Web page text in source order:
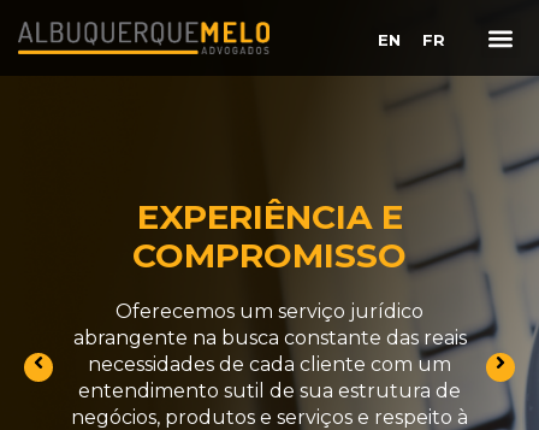
EN FR
EXPERIÊNCIA E
COMPROMISSO
Oferecemos um serviço jurídico
abrangente na busca constante das reais
necessidades de cada cliente com um
entendimento sutil de sua estrutura de
negócios, produtos e serviços e respeito à